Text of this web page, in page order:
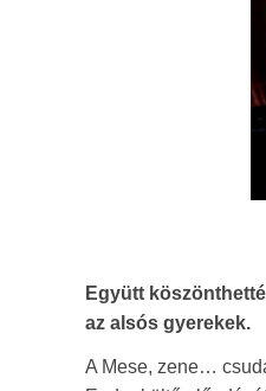
Együtt
az alsós gyerekek.
A Mese, zene…